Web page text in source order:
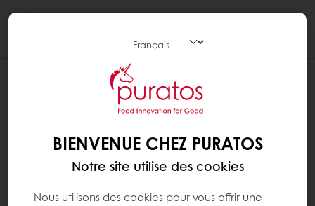
COMMENT CRÉER UN COMPTE
Étape 1 : Cliquez sur MyPuratos en haut à
droite, puis sur "S'inscrire"
Étape 2 :
BIENVENUE CHEZ PURATOS
Notre site utilise des cookies
Nous utilisons des cookies pour vous offrir une